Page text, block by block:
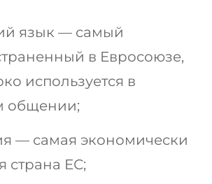
язык — самый
в Евросоюзе,
используется в
общении;
— самая экономически
страна ЕС;